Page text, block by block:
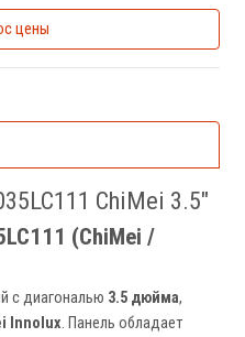
цены
ChiMei 3.5"
(ChiMei /
с диагональю 3.5 дюйма,
Innolux. Панель обладает